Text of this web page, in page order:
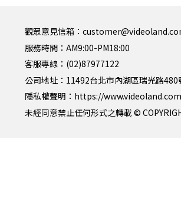
觀眾意見信箱：
服務時間：AM9:00-PM18:00
客服專線：(02)87977122
公司地址：11492台北市內湖區瑞光路480
隱私權聲明： https://
未經同意禁止任何形式之轉載 ©